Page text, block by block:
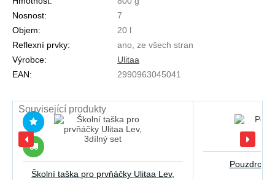
Nosnost:
7
Objem:
20 l
Reflexní prvky:
ano, ze všech stran
Výrobce:
Ulitaa
EAN:
2990963045041
Související produkty
Školní taška pro prvňáčky Ulitaa Lev,
Pouzdro